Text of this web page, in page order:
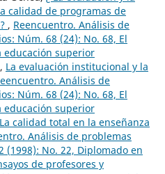
calidad de programas de
, Reencuentro. Análisis de
Núm. 68 (24): No. 68, El
educación superior
La evaluación institucional y la
Análisis de
Núm. 68 (24): No. 68, El
educación superior
La calidad total en la enseñanza
Análisis de problemas
(1998): No. 22, Diplomado en
de profesores y